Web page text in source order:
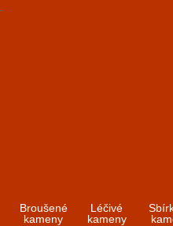
Broušené
kameny
Léčivé
kameny